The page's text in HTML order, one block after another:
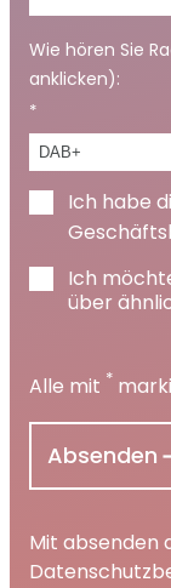
Wie hören Sie
anklicken):
*
Ich habe
Ich
über
Alle mit *
Mit absenden